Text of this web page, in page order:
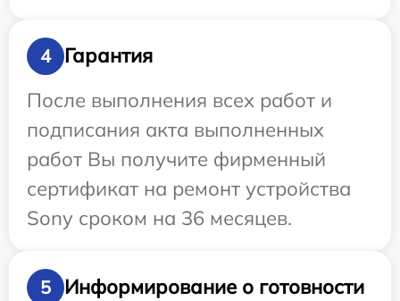
4
Гарантия
После выполнения всех работ и
подписания акта выполненных
работ Вы получите фирменный
сертификат на ремонт устройства
Sony сроком на 36 месяцев.
5 Информирование о готовности